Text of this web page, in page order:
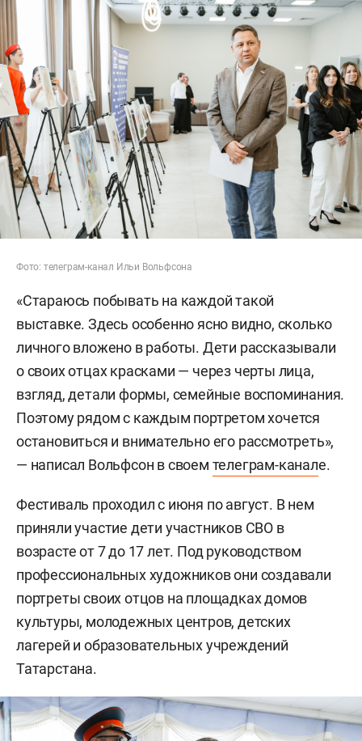
Фото: телеграм-канал Ильи Вольфсона
«Стараюсь побывать на каждой такой
выставке. Здесь особенно ясно видно, сколько
личного вложено в работы. Дети рассказывали
о своих отцах красками — через черты лица,
взгляд, детали формы, семейные воспоминания.
Поэтому рядом с каждым портретом хочется
остановиться и внимательно его рассмотреть»,
— написал Вольфсон в своем телеграм-канале.
Фестиваль проходил с июня по август. В нем
приняли участие дети участников СВО в
возрасте от 7 до 17 лет. Под руководством
профессиональных художников они создавали
портреты своих отцов на площадках домов
культуры, молодежных центров, детских
лагерей и образовательных учреждений
Татарстана.